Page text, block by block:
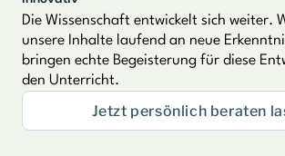
Die Wissenschaft entwickelt sich weiter.
unsere Inhalte laufend an neue
bringen echte Begeisterung für diese
den Unterricht.
Jetzt persönlich beraten